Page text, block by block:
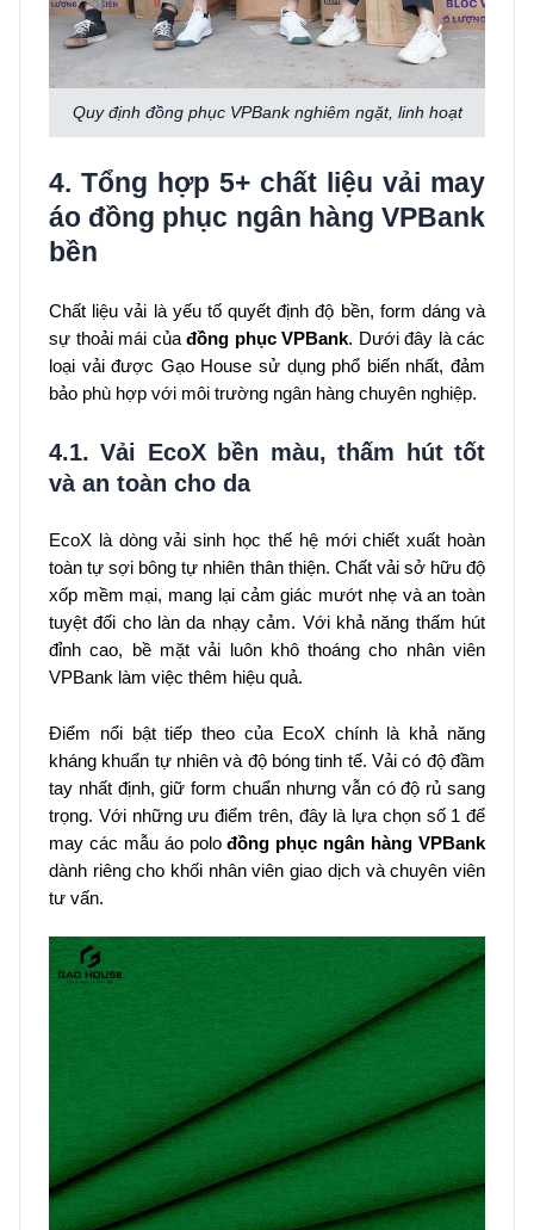
Quy định đồng phục VPBank nghiêm ngặt, linh hoạt
4. Tổng hợp 5+ chất liệu vải may
áo đồng phục ngân hàng VPBank
bền
Chất liệu vải là yếu tố quyết định độ bền, form dáng và
sự thoải mái của đồng phục VPBank. Dưới đây là các
loại vải được Gạo House sử dụng phổ biến nhất, đảm
bảo phù hợp với môi trường ngân hàng chuyên nghiệp.
4.1. Vải EcoX bền màu, thấm hút tốt
và an toàn cho da
EcoX là dòng vải sinh học thế hệ mới chiết xuất hoàn
toàn tự sợi bông tự nhiên thân thiện. Chất vải sở hữu độ
xốp mềm mại, mang lại cảm giác mướt nhẹ và an toàn
tuyệt đối cho làn da nhạy cảm. Với khả năng thấm hút
đỉnh cao, bề mặt vải luôn khô thoáng cho nhân viên
VPBank làm việc thêm hiệu quả.
Điểm nổi bật tiếp theo của EcoX chính là khả năng
kháng khuẩn tự nhiên và độ bóng tinh tế. Vải có độ đầm
tay nhất định, giữ form chuẩn nhưng vẫn có độ rủ sang
trọng. Với những ưu điểm trên, đây là lựa chọn số 1 để
may các mẫu áo polođồng phục ngân hàng VPBank
dành riêng cho khối nhân viên giao dịch và chuyên viên
tư vấn.